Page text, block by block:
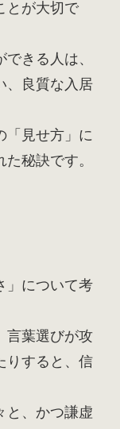
とが大切で
きる人は、
、良質な入居
「見せ方」に
秘訣です。
」について考
言葉選びが攻
りすると、信
と、かつ謙虚